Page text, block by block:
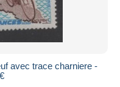
avec trace charniere -